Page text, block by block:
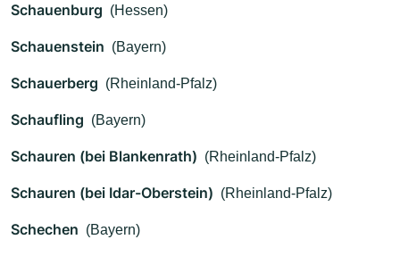
Schauenburg (Hessen)
Schauenstein (Bayern)
Schauerberg (Rheinland-Pfalz)
Schaufling (Bayern)
Schauren (bei Blankenrath) (Rheinland-Pfalz)
Schauren (bei Idar-Oberstein) (Rheinland-Pfalz)
Schechen (Bayern)